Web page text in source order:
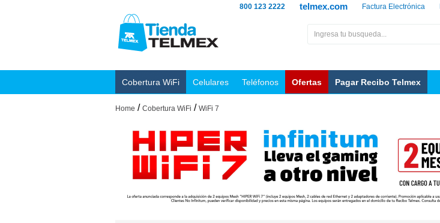
Factura Electrónica
telmex.com
800 123 2222
Cobertura WiFi Celulares Teléfonos Ofertas Pagar Recibo Telmex
Home / Cobertura WiFi / WiFi 7